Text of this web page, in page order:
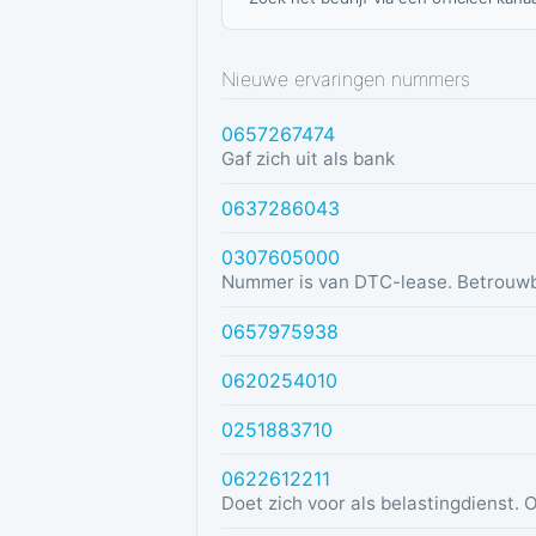
Nieuwe ervaringen nummers
0657267474
Gaf zich uit als bank
0637286043
0307605000
Nummer is van DTC-lease.
0657975938
0620254010
0251883710
0622612211